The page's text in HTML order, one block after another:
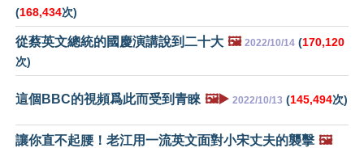
(168,434次)
從蔡英文總統的國慶演講說到二十大 🖼️ 2022/10/14 (170,120
次)
這個BBC的視頻爲此而受到青睞 🖼️▶️ 2022/10/13 (145,494次)
讓你直不起腰！老江用一流英文面對小宋丈夫的襲擊 🖼️